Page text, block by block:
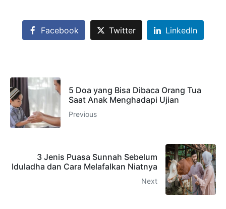
Facebook Twitter LinkedIn
5 Doa yang Bisa Dibaca Orang Tua
Saat Anak Menghadapi Ujian
Previous
3 Jenis Puasa Sunnah Sebelum
Iduladha dan Cara Melafalkan Niatnya
Next